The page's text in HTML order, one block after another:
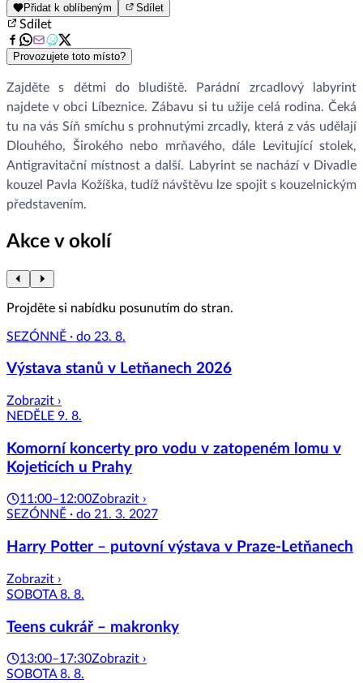
Přidat k oblíbeným Sdílet
Sdílet
Provozujete toto místo?
Zajděte s dětmi do bludiště. Parádní zrcadlový labyrint
najdete v obci Líbeznice. Zábavu si tu užije celá rodina. Čeká
tu na vás Síň smíchu s prohnutými zrcadly, která z vás udělají
Dlouhého, Širokého nebo mrňavého, dále Levitující stolek,
Antigravitační místnost a další. Labyrint se nachází v Divadle
kouzel Pavla Kožíška, tudíž návštěvu lze spojit s kouzelnickým
představením.
Akce v okolí
Projděte si nabídku posunutím do stran.
SEZÓNNĚ · do 23. 8.
Výstava stanů v Letňanech 2026
Zobrazit ›
NEDĚLE 9. 8.
Komorní koncerty pro vodu v zatopeném lomu v
Kojeticích u Prahy
11:00–12:00Zobrazit ›
SEZÓNNĚ · do 21. 3. 2027
Harry Potter – putovní výstava v Praze-Letňanech
Zobrazit ›
SOBOTA 8. 8.
Teens cukrář – makronky
13:00–17:30Zobrazit ›
SOBOTA 8. 8.